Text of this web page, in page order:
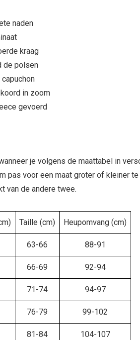
naden
kraag
de polsen
in zoom
gevoerd
je volgens de maattabel in
pas voor een maat groter of kleiner
van de andere twee.
Taille (cm) Heupomvang (cm)
63-66 88-91
66-69 92-94
71-74 94-97
76-79 99-102
81-84 104-107